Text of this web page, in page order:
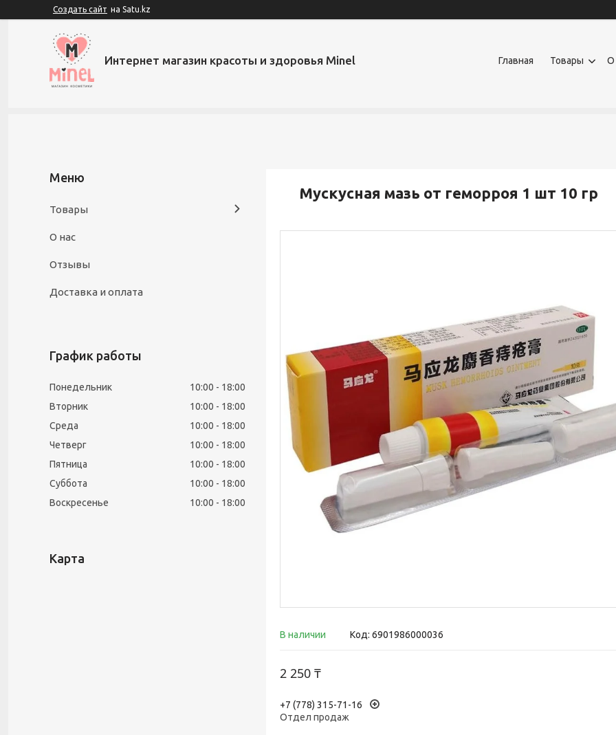
Создать сайт на Satu.kz
Интернет магазин красоты и здоровья Minel Главная Товары О
Мускусная мазь от геморроя 1 шт 10 гр
В наличии Код: 6901986000036
2 250 ₸
+7 (778) 315-71-16
Отдел продаж
Товары
О нас
Отзывы
Доставка и оплата
График работы
Понедельник 10:00
18:00
Вторник
10:00
18:00
Среда
10:00
18:00
Четверг
10:00
18:00
Пятница
10:00
18:00
Суббота
10:00
18:00
Воскресенье
10:00 18:00
Карта